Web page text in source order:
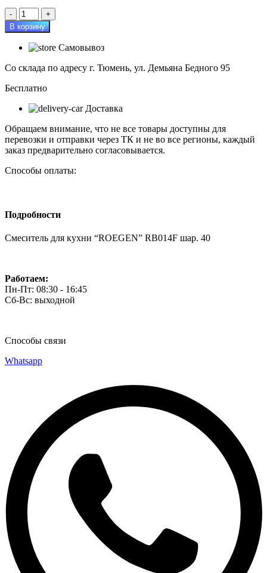
Количество
товара
Смеситель
для
кухни
"ROEGEN"
шар.
В корзину
Самовывоз
Со склада по адресу г. Тюмень, ул. Демьяна Бедного 95
Бесплатно
Доставка
Обращаем внимание, что не все товары доступны для
перевозки и отправки через ТК и не во все регионы, каждый
заказ предварительно согласовывается.
Способы оплаты:
Подробности
Смеситель для кухни “ROEGEN” RB014F шар. 40
Работаем:
Пн-Пт: 08:30 - 16:45
Сб-Вс: выходной
Способы связи
Whatsapp